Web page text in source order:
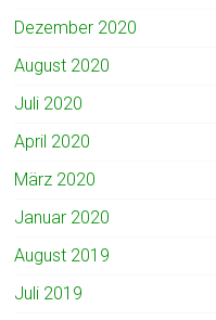
Dezember 2020
August 2020
Juli 2020
April 2020
März 2020
Januar 2020
August 2019
Juli 2019